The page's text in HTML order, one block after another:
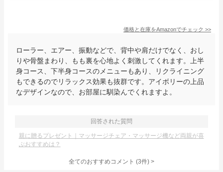
価格と在庫をAmazonでチェック >>
ローラー、エアー、振動などで、背中や肩だけでなく、おし
りや骨盤まわり、もも裏を心地よく刺激してくれます。上半
身コース、下半身コースのメニューもあり、リクライニング
もできるのでリラックス効果も抜群です。アイボリーの上品
なデザインなので、お部屋に馴染んでくれますよ。
回答された質問
親に贈るプレゼント｜マッサージチェア・マッサージ機など両親が喜
ぶおすすめは？
全てのおすすめコメント (3件) >